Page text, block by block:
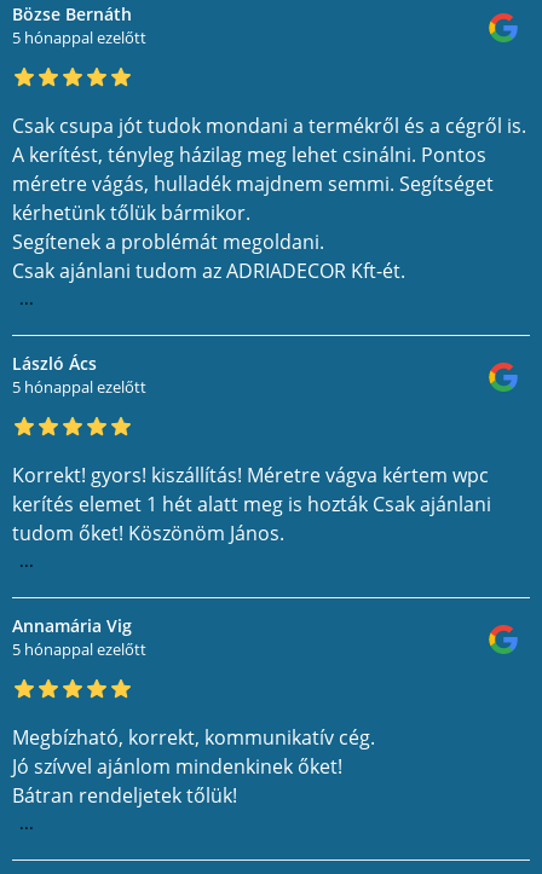
Bözse Bernáth
5 hónappal ezelőtt
Csak csupa jót tudok mondani a termékről és a cégről is.
A kerítést, tényleg házilag meg lehet csinálni. Pontos
méretre vágás, hulladék majdnem semmi. Segítséget
kérhetünk tőlük bármikor.
Segítenek a problémát megoldani.
Csak ajánlani tudom az ADRIADECOR Kft-ét.
...
László Ács
5 hónappal ezelőtt
Korrekt! gyors! kiszállítás! Méretre vágva kértem wpc
kerítés elemet 1 hét alatt meg is hozták Csak ajánlani
tudom őket! Köszönöm János.
...
Annamária Vig
5 hónappal ezelőtt
Megbízható, korrekt, kommunikatív cég.
Jó szívvel ajánlom mindenkinek őket!
Bátran rendeljetek tőlük!
...